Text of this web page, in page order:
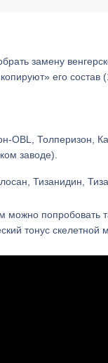
замену
его
OBL, Толперизон,
заводе).
Тизанидин,
можно попробовать
тонус скелетной